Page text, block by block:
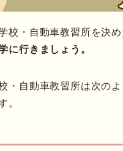
校・自動車教習所を決
に行きましょう。
・自動車教習所は次のよ
。